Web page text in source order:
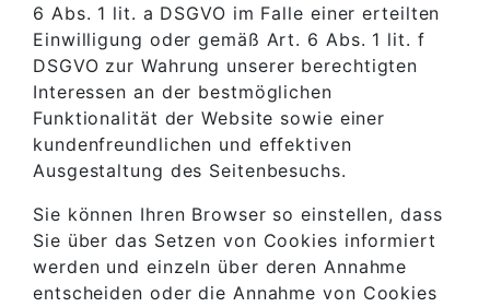
6 Abs. 1 lit. a DSGVO im Falle einer erteilten
Einwilligung oder gemäß Art. 6 Abs. 1 lit. f
DSGVO zur Wahrung unserer berechtigten
Interessen an der bestmöglichen
Funktionalität der Website sowie einer
kundenfreundlichen und effektiven
Ausgestaltung des Seitenbesuchs.
Sie können Ihren Browser so einstellen, dass
Sie über das Setzen von Cookies informiert
werden und einzeln über deren Annahme
entscheiden oder die Annahme von Cookies